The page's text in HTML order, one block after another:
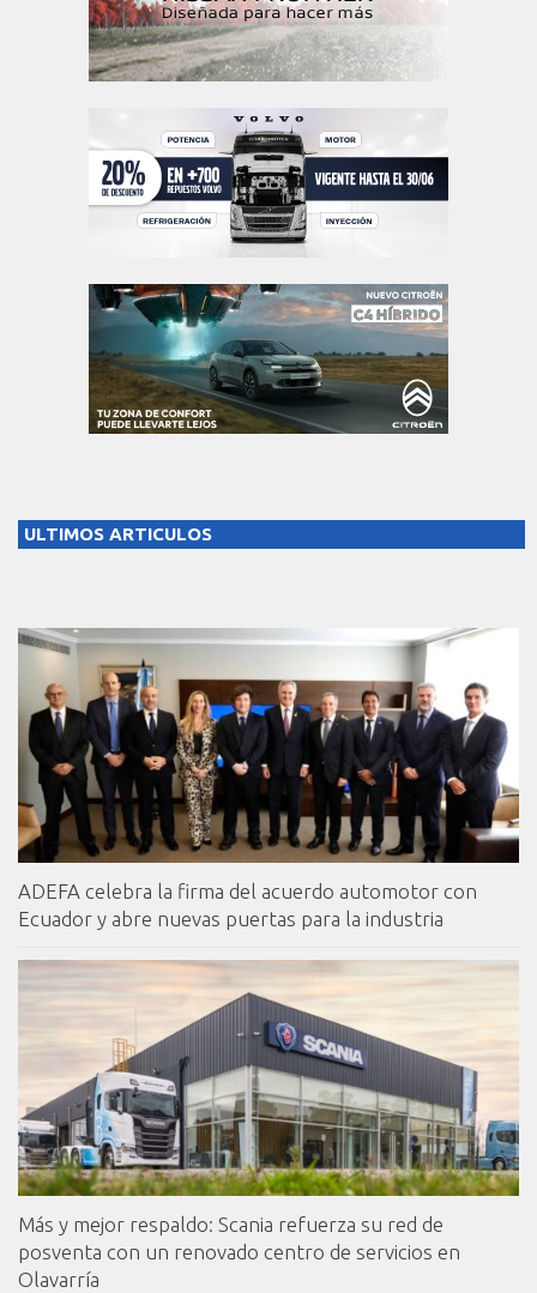
ULTIMOS ARTICULOS
ADEFA celebra la firma del acuerdo automotor con
Ecuador y abre nuevas puertas para la industria
Más y mejor respaldo: Scania refuerza su red de
posventa con un renovado centro de servicios en
Olavarría